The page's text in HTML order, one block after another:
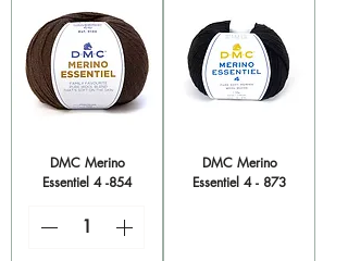
DMC Merino
Essentiel 4 -854
DMC Merino
Essentiel 4 - 873